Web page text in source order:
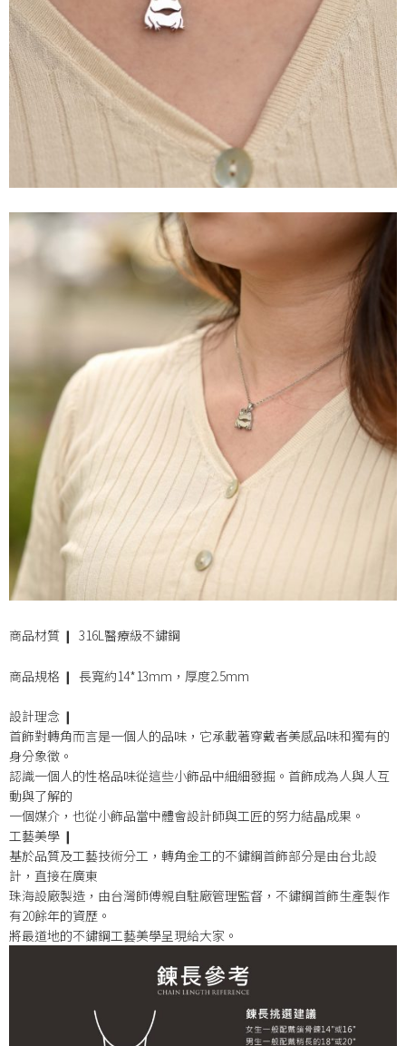
商品材質 ❙ 316L醫療級不鏽鋼
商品規格 ❙ 長寬約14*13mm，厚度2.5mm
設計理念 ❙
首飾對轉角而言是一個人的品味，它承載著穿戴者美感品味和獨有的
身分象徵。
認識一個人的性格品味從這些小飾品中細細發掘。首飾成為人與人互
動與了解的
一個媒介，也從小飾品當中體會設計師與工匠的努力結晶成果。
工藝美學 ❙
基於品質及工藝技術分工，轉角金工的不鏽鋼首飾部分是由台北設
計，直接在廣東
珠海設廠製造，由台灣師傅親自駐廠管理監督，不鏽鋼首飾生產製作
有20餘年的資歷。
將最道地的不鏽鋼工藝美學呈現給大家。